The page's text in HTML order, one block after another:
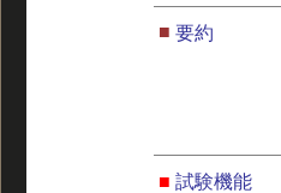
■ 要約
■ 試験機能